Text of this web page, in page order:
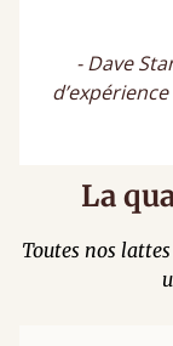
- Dave
La
Toutes nos